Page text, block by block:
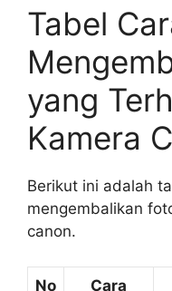
Tabel
yang
Kamera
Berikut ini adalah
mengembalikan
canon.
No Cara